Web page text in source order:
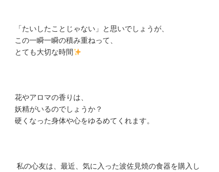
「たいしたことじゃない」と思いでしょうが、
この一瞬一瞬の積み重ねって、
とても大切な時間
花やアロマの香りは、
妖精がいるのでしょうか？
硬くなった身体や心をゆるめてくれます。
私の心友は、最近、気に入った波佐見焼の食器を購入し